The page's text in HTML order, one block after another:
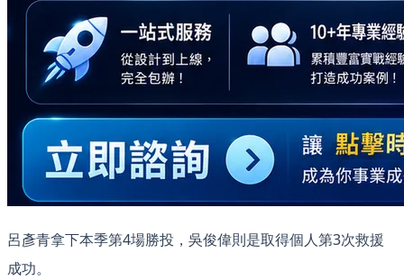
呂彥青拿下本季第4場勝投，吳俊偉則是取得個人第3次救援
成功。​